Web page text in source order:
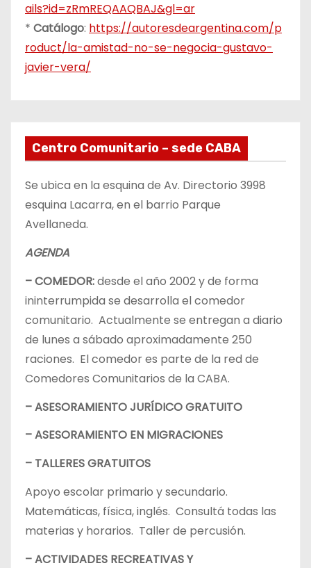
ails?id=zRmREQAAQBAJ&gl=ar
* Catálogo: https://autoresdeargentina.com/p
roduct/la-amistad-no-se-negocia-gustavo-
javier-vera/
Centro Comunitario – sede CABA
Se ubica en la esquina de Av. Directorio 3998
esquina Lacarra, en el barrio Parque
Avellaneda.
AGENDA
– COMEDOR:desde el año 2002 y de forma
ininterrumpida se desarrolla el comedor
comunitario. Actualmente se entregan a diario
de lunes a sábado aproximadamente 250
raciones. El comedor es parte de la red de
Comedores Comunitarios de la CABA.
– ASESORAMIENTO JURÍDICO GRATUITO
– ASESORAMIENTO EN MIGRACIONES
– TALLERES GRATUITOS
Apoyo escolar primario y secundario.
Matemáticas, física, inglés. Consultá todas las
materias y horarios. Taller de percusión.
– ACTIVIDADES RECREATIVAS Y